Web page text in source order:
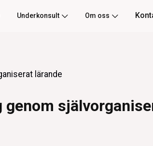
Underkonsult Om oss
lärande
genom